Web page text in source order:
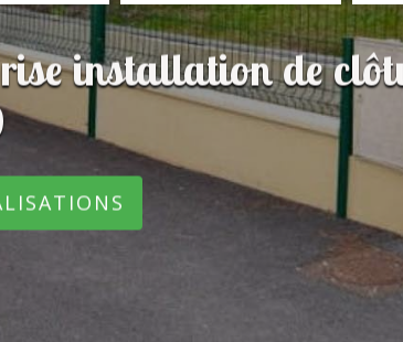
installation de